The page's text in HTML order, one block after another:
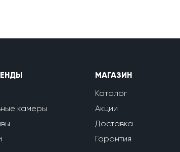
камеры
МАГАЗИН
Каталог
Акции
Доставка
Гарантия